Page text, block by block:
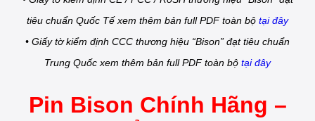
tiêu chuẩn Quốc Tế xem thêm bản full PDF toàn bộ tại đây
• Giấy tờ kiểm định CCC thương hiệu “Bison” đạt tiêu chuẩn
Trung Quốc xem thêm bản full PDF toàn bộ tại đây
Pin Bison Chính Hãng –